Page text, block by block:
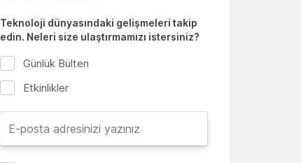
Teknoloji dünyasındaki gelişmeleri takip
edin. Neleri size ulaştırmamızı istersiniz?
Günlük Bülten
Etkinlikler